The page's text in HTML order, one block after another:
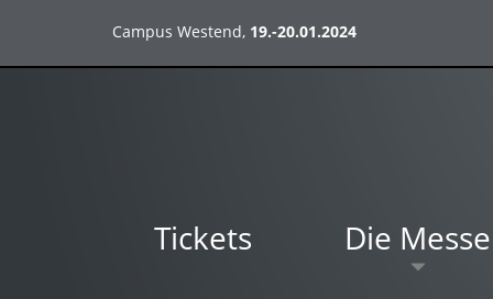
Campus Westend, 19.-20.01.2024
Tickets Die Messe